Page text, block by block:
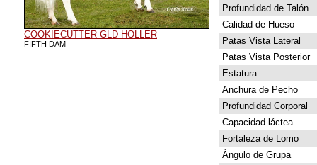
COOKIECUTTER GLD HOLLER
FIFTH DAM
Profundidad de Talón
Calidad de Hueso
Patas Vista Lateral
Patas Vista Posterior
Estatura
Anchura de Pecho
Profundidad Corporal
Capacidad láctea
Fortaleza de Lomo
Ángulo de Grupa